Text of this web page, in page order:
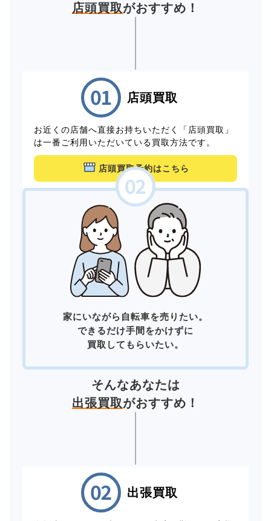
店頭買取がおすすめ！
店頭買取
お近くの店舗へ直接お持ちいただく「店頭買取」
は一番ご利用いただいている買取方法です。
店頭買取予約はこちら
家にいながら自転車を売りたい。
できるだけ手間をかけずに
買取してもらいたい。
そんなあなたは
出張買取がおすすめ！
出張買取